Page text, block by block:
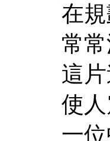
在
常
這
使
一